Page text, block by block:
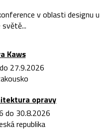
v oblasti designu u
Kaws
27.9.2026
opravy
do 30.8.2026
republika